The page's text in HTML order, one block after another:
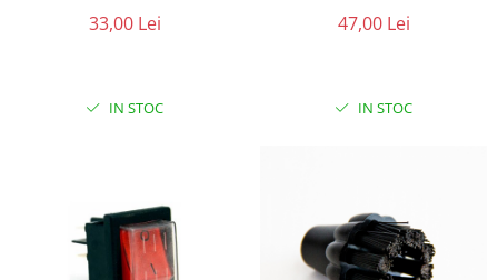
33,00 Lei
IN STOC
47,00 Lei
IN STOC